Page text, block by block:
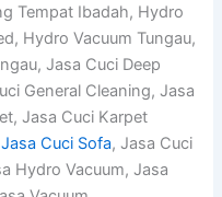
Tempat Ibadah, Hydro
Hydro Vacuum Tungau,
Jasa Cuci Deep
General Cleaning, Jasa
Jasa Cuci Karpet
Jasa Cuci Sofa, Jasa Cuci
Hydro Vacuum, Jasa